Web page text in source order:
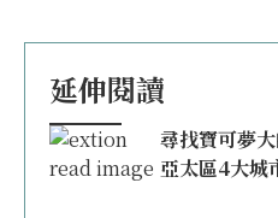
延伸閱讀
尋找寶可夢
亞太區4大城